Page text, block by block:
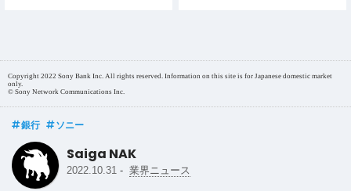
Copyright 2022 Sony Bank Inc. All rights reserved. Information on this site is for Japanese domestic market
only.
© Sony Network Communications Inc.
銀行 ソニー
Saiga NAK
2022.10.31 - 業界ニュース